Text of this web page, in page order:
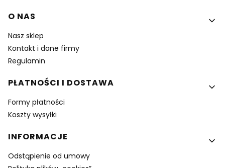
Linki w stopce
O NAS
Nasz sklep
Kontakt i dane firmy
Regulamin
PŁATNOŚCI I DOSTAWA
Formy płatności
Koszty wysyłki
INFORMACJE
Odstąpienie od umowy